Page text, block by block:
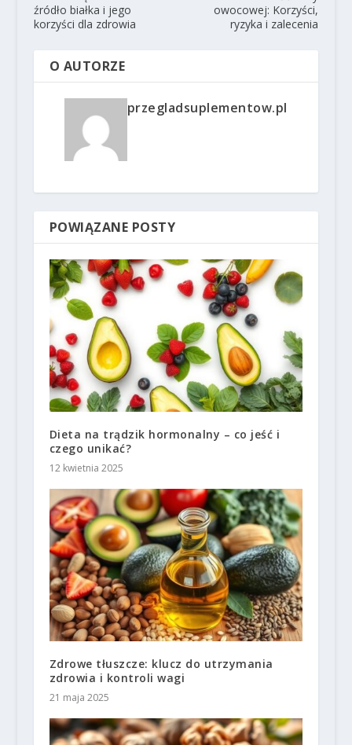
źródło białka i jego
korzyści dla zdrowia
owocowej: Korzyści,
ryzyka i zalecenia
O AUTORZE
przegladsuplementow.pl
POWIĄZANE POSTY
Dieta na trądzik hormonalny – co jeść i
czego unikać?
12 kwietnia 2025
Zdrowe tłuszcze: klucz do utrzymania
zdrowia i kontroli wagi
21 maja 2025